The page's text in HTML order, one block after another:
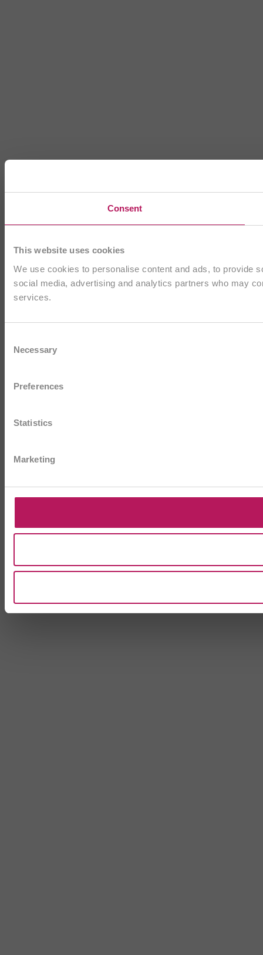
Consent
This website uses cookies
We use cookies to personalise content and ads, to provide
social media, advertising and analytics partners who may
services.
Selection
Necessary
Preferences
Statistics
Marketing